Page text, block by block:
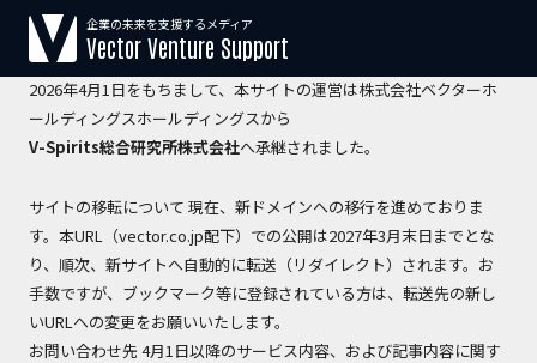
【運営会社変更のお知らせ】
2026年4月1日をもちまして、本サイトの運営は株式会社ベクターホ
ールディングスホールディングスから
V-Spirits総合研究所株式会社へ承継されました。
サイトの移転について 現在、新ドメインへの移行を進めておりま
す。本URL（vector.co.jp配下）での公開は2027年3月末日までとな
り、順次、新サイトへ自動的に転送（リダイレクト）されます。お
手数ですが、ブックマーク等に登録されている方は、転送先の新し
いURLへの変更をお願いいたします。
お問い合わせ先 4月1日以降のサービス内容、および記事内容に関す
企業の未来を支援するメディア
Vector Venture Support